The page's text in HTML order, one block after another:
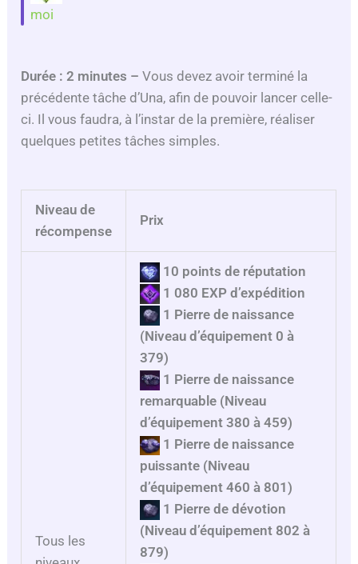
moi
Durée : 2 minutes – Vous devez avoir terminé la
précédente tâche d’Una, afin de pouvoir lancer celle-
ci. Il vous faudra, à l’instar de la première, réaliser
quelques petites tâches simples.
Niveau de
récompense
Prix
Tous les
10 points de réputation
1 080 EXP d’expédition
1 Pierre de naissance
(Niveau d’équipement 0 à
379)
1 Pierre de naissance
remarquable (Niveau
d’équipement 380 à 459)
1 Pierre de naissance
puissante (Niveau
d’équipement 460 à 801)
1 Pierre de dévotion
(Niveau d’équipement 802 à
879)